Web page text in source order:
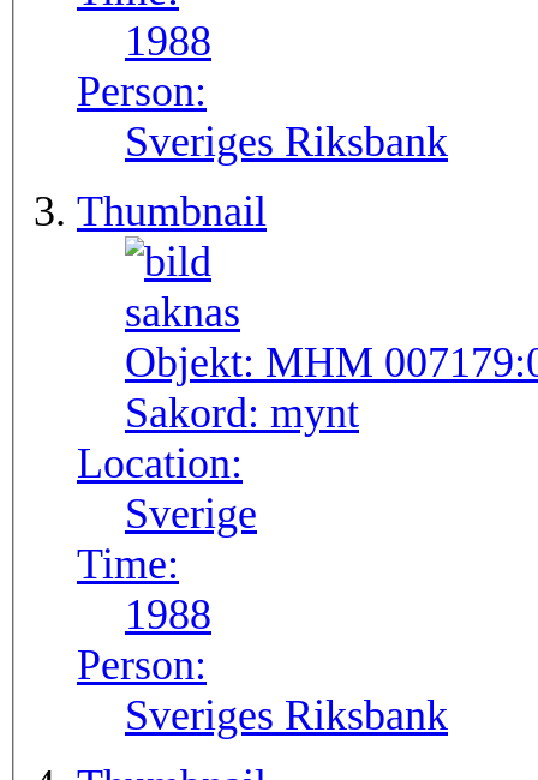
1988
Person:
Sveriges Riksbank
Thumbnail
Objekt: MHM
Sakord: mynt
Location:
Sverige
Time:
1988
Person:
Sveriges Riksbank